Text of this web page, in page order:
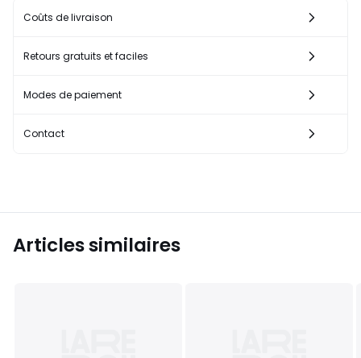
Coûts de livraison
Retours gratuits et faciles
Modes de paiement
Contact
Articles similaires